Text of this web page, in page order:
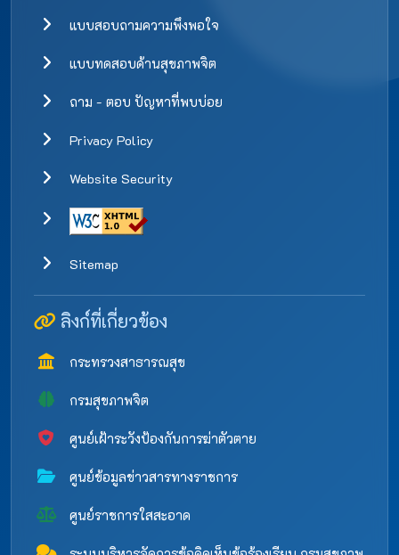
แบบสอบถามความพึงพอใจ
แบบทดสอบด้านสุขภาพจิต
ถาม - ตอบ ปัญหาที่พบบ่อย
Privacy Policy
Website Security
Sitemap
ลิงก์ที่เกี่ยวข้อง
กระทรวงสาธารณสุข
กรมสุขภาพจิต
ศูนย์เฝ้าระวังป้องกันการฆ่าตัวตาย
ศูนย์ข้อมูลข่าวสารทางราชการ
ศูนย์ราชการใสสะอาด